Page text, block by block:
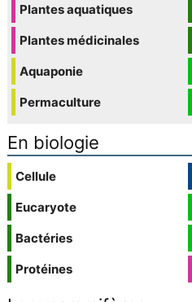
Plantes aquatiques
Plantes médicinales
Aquaponie
Permaculture
En biologie
Cellule
Eucaryote
Bactéries
Protéines